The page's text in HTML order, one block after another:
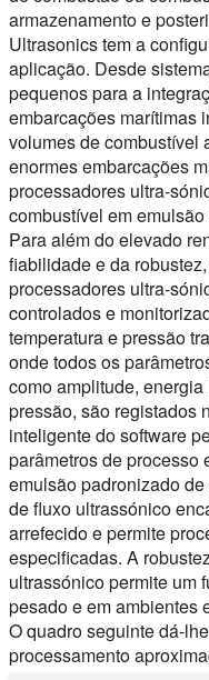
armazenamento e
Ultrasonics tem a
aplicação. Desde
pequenos para a
embarcações marítimas
volumes de combustível
enormes embarcações
processadores ultra-
combustível em
Para além do elevado
fiabilidade e da
processadores ultra-
controlados e
temperatura e pressão
onde todos os
como amplitude,
pressão, são registados
inteligente do software
parâmetros de processo
emulsão padronizado
de fluxo ultrassónico
arrefecido e permite
especificadas. A
ultrassónico permite um
pesado e em ambientes
O quadro seguinte dá-
processamento